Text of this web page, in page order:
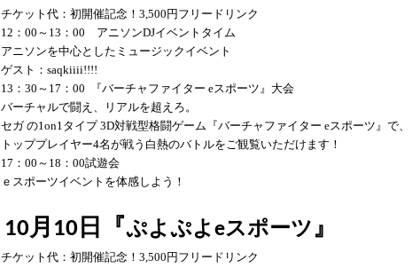
チケット代：初開催記念！ 3,500 円フリードリンク
12 ： 00 ～ 13 ： 00 アニソンDJイベントタイム
アニソンを中心としたミュージックイベント
ゲスト： saqkiiii!!!!
13 ： 30 ～ 17 ： 00 『バーチャファイター eスポーツ』 大会
バーチャルで闘え、リアルを超えろ。
セガ の1on1タイプ3D対戦型格闘ゲーム 『バーチャファイター eスポーツ』 で、
トッププレイヤー4名が戦う白熱のバトルをご観覧いただけます！
17 ： 00 ～ 18 ： 00試遊会
ｅスポーツイベントを体感しよう！
10月 10 日 『ぷよぷよ eスポーツ』
チケット代：初開催記念！ 3,500 円フリードリンク